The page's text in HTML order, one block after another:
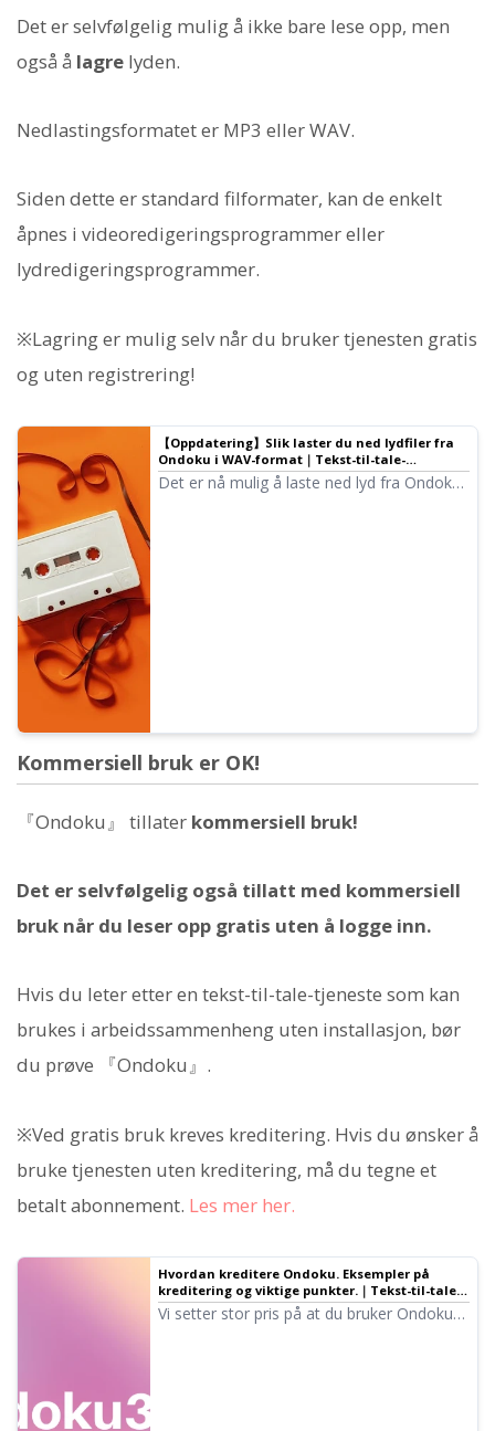
Det er selvfølgelig mulig å ikke bare lese opp, men
også å lagre lyden.
Nedlastingsformatet er MP3 eller WAV.
Siden dette er standard filformater, kan de enkelt
åpnes i videoredigeringsprogrammer eller
lydredigeringsprogrammer.
※Lagring er mulig selv når du bruker tjenesten gratis
og uten registrering!
【Oppdatering】Slik laster du ned lydfiler fra
Ondoku i WAV-format｜Tekst-til-tale-
programvare Ondoku
Det er nå mulig å laste ned lyd fra Ondoku i
Kommersiell bruk er OK!
『Ondoku』 tillater kommersiell bruk!
Det er selvfølgelig også tillatt med kommersiell
bruk når du leser opp gratis uten å logge inn.
Hvis du leter etter en tekst-til-tale-tjeneste som kan
brukes i arbeidssammenheng uten installasjon, bør
du prøve 『Ondoku』.
※Ved gratis bruk kreves kreditering. Hvis du ønsker å
bruke tjenesten uten kreditering, må du tegne et
betalt abonnement. Les mer her.
Hvordan kreditere Ondoku. Eksempler på
kreditering og viktige punkter.｜Tekst-til-tale-
programvare Ondoku
Vi setter stor pris på at du bruker Ondoku